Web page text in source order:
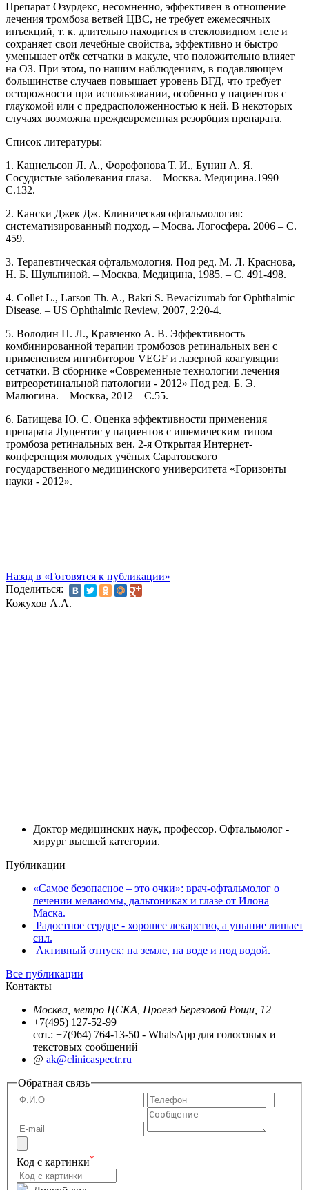
Препарат Озурдекс, несомненно, эффективен в отношение
лечения тромбоза ветвей ЦВС, не требует ежемесячных
инъекций, т. к. длительно находится в стекловидном теле и
сохраняет свои лечебные свойства, эффективно и быстро
уменьшает отёк сетчатки в макуле, что положительно влияет
на ОЗ. При этом, по нашим наблюдениям, в подавляющем
большинстве случаев повышает уровень ВГД, что требует
осторожности при использовании, особенно у пациентов с
глаукомой или с предрасположенностью к ней. В некоторых
случаях возможна преждевременная резорбция препарата.
Список литературы:
1. Кацнельсон Л. А., Форофонова Т. И., Бунин А. Я.
Сосудистые заболевания глаза. – Москва. Медицина.1990 –
С.132.
2. Кански Джек Дж. Клиническая офтальмология:
систематизированный подход. – Мосва. Логосфера. 2006 – С.
459.
3. Терапевтическая офтальмология. Под ред. М. Л. Краснова,
Н. Б. Шульпиной. – Москва, Медицина, 1985. – С. 491-498.
4. Collet L., Larson Th. A., Bakri S. Bevacizumab for Ophthalmic
Disease. – US Ophthalmic Review, 2007, 2:20-4.
5. Володин П. Л., Кравченко А. В. Эффективность
комбинированной терапии тромбозов ретинальных вен с
применением ингибиторов VEGF и лазерной коагуляции
сетчатки. В сборнике «Современные технологии лечения
витреоретинальной патологии - 2012» Под ред. Б. Э.
Малюгина. – Москва, 2012 – С.55.
6. Батищева Ю. С. Оценка эффективности применения
препарата Луцентис у пациентов с ишемическим типом
тромбоза ретинальных вен. 2-я Открытая Интернет-
конференция молодых учёных Саратовского
государственного медицинского университета «Горизонты
науки - 2012».
Назад в «Готовятся к публикации»
Поделиться:
Кожухов А.А.
Доктор медицинских наук, профессор. Офтальмолог -
хирург высшей категории.
Публикации
«Самое безопасное – это очки»: врач-офтальмолог о
лечении меланомы, дальтониках и глазе от Илона
Маска.
Радостное сердце - хорошее лекарство, а уныние лишает
сил.
Активный отпуск: на земле, на воде и под водой.
Все публикации
Контакты
Москва, метро ЦСКА, Проезд Березовой Рощи, 12
+7(495) 127-52-99
сот.: +7(964) 764-13-50 - WhatsApp для голосовых и
текстовых сообщений
@ ak@clinicaspectr.ru
Обратная связь
Код с картинки*